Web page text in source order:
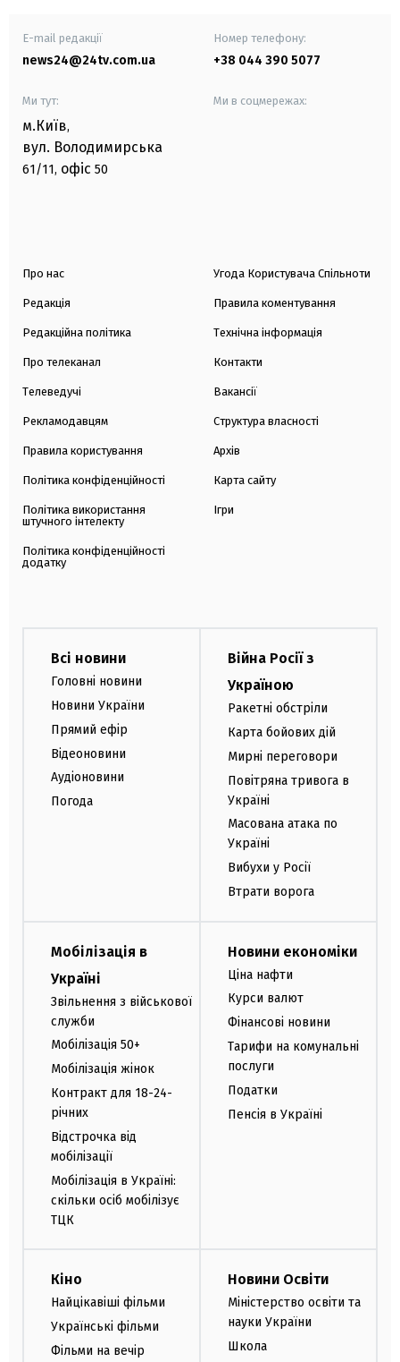
E-mail редакції
news24@24tv.com.ua
Номер телефону:
+38 044 390 5077
Ми тут:
м.Київ,
вул. Володимирська
61/11, офіс 50
Ми в соцмережах:
Про нас
Редакція
Редакційна політика
Про телеканал
Телеведучі
Рекламодавцям
Правила користування
Політика конфіденційності
Політика використання
штучного інтелекту
Політика конфіденційності
додатку
Угода Користувача Спільноти
Правила коментування
Технічна інформація
Контакти
Вакансії
Структура власності
Архів
Карта сайту
Ігри
Всі новини
Головні новини
Новини України
Прямий ефір
Відеоновини
Аудіоновини
Погода
Війна Росії з
Україною
Ракетні обстріли
Карта бойових дій
Мирні переговори
Повітряна тривога в
Україні
Масована атака по
Україні
Вибухи у Росії
Втрати ворога
Мобілізація в
Україні
Звільнення з військової
служби
Мобілізація 50+
Мобілізація жінок
Контракт для 18-24-
річних
Відстрочка від
мобілізації
Мобілізація в Україні:
скільки осіб мобілізує
ТЦК
Новини економіки
Ціна нафти
Курси валют
Фінансові новини
Тарифи на комунальні
послуги
Податки
Пенсія в Україні
Кіно
Найцікавіші фільми
Українські фільми
Фільми на вечір
Новини Освіти
Міністерство освіти та
науки України
Школа